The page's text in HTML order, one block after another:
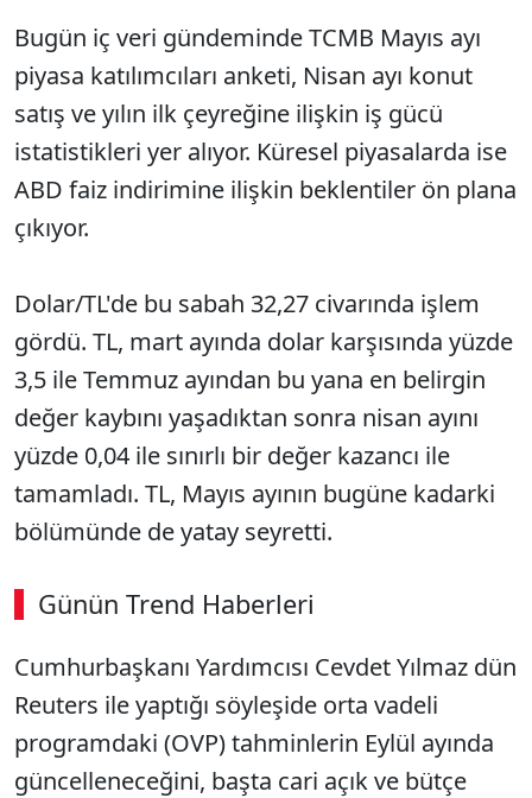
Bugün iç veri gündemindeTCMB Mayıs ayı
piyasa katılımcıları anketi, Nisan ayı konut
satış ve yılın ilk çeyreğine ilişkin iş gücü
istatistikleri yer alıyor. Küresel piyasalarda ise
ABD faiz indirimine ilişkin beklentiler ön plana
çıkıyor.
Dolar/TL'de bu sabah 32,27 civarında işlem
gördü. TL, mart ayında dolar karşısında yüzde
3,5 ile Temmuz ayından bu yana en belirgin
değer kaybını yaşadıktan sonra nisan ayını
yüzde 0,04 ile sınırlı bir değer kazancı ile
tamamladı. TL, Mayıs ayının bugüne kadarki
bölümünde de yatay seyretti.
Günün Trend Haberleri
Cumhurbaşkanı Yardımcısı Cevdet Yılmaz dün
Reuters ile yaptığı söyleşide orta vadeli
programdaki (OVP) tahminlerin Eylül ayında
güncelleneceğini, başta cari açık ve bütçe